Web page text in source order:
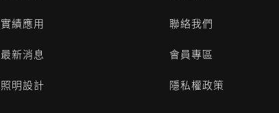
實績應用
最新消息
照明設計
聯絡我們
會員專區
隱私權政策